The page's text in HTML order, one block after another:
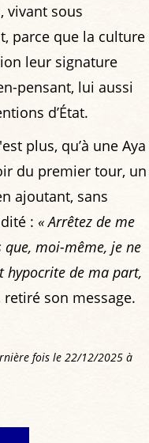
vivant sous
parce que la culture
leur signature
pensant, lui aussi
d’État.
plus, qu’à une Aya
du premier tour, un
ajoutant, sans
: « Arrêtez de me
que, moi-même, je ne
hypocrite de ma part,
retiré son message.
fois le 22/12/2025 à